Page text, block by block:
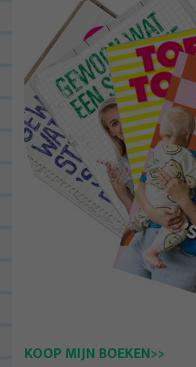
KOOP MIJN BOEKEN>>